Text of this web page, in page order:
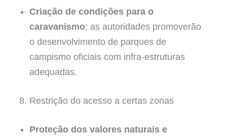
Criação de condições para o
caravanismo: as autoridades promoverão
o desenvolvimento de parques de
campismo oficiais com infra-estruturas
adequadas.
8. Restrição do acesso a certas zonas
Proteção dos valores naturais e